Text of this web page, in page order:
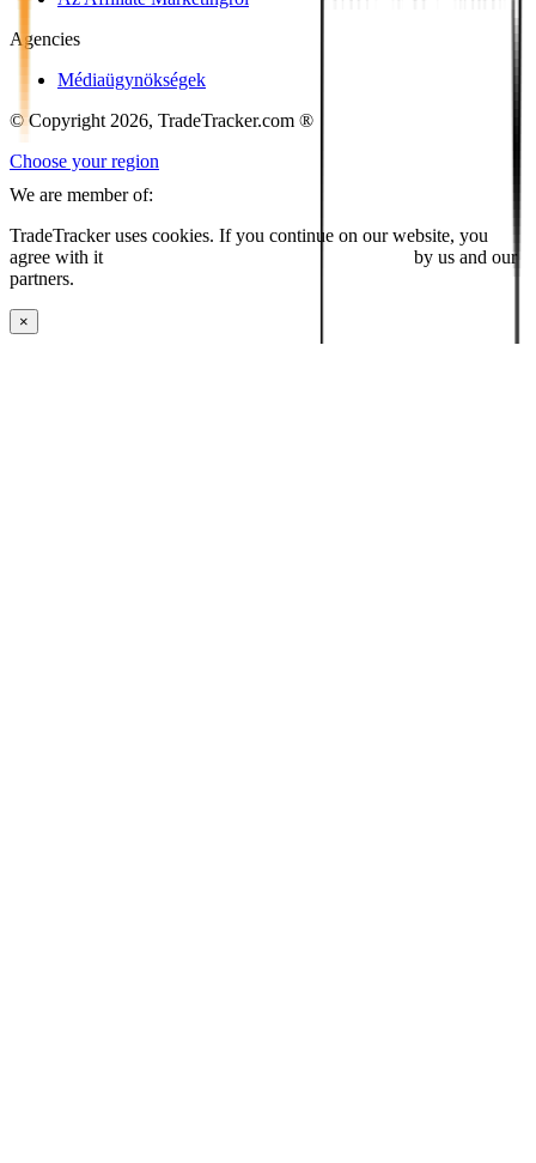
Agencies
Médiaügynökségek
© Copyright 2026, TradeTracker.com ®
Choose your region
We are member of:
TradeTracker uses cookies. If you continue on our website, you
agree with it
by us and our
partners.
×